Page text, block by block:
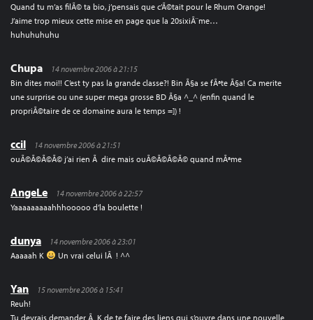
Quand tu m’as filÃ© ta bio, j’pensais que c’Ã©tait pour le Rhum Orange!
J’aime trop mieux cette mise en page que la 20sixiÃ¨me…
huhuhuhuhu
Chupa
14 novembre 2006 à 21:15
Bin dites moi!! C’est ty pas la grande classe?! Bin Ã§a se fÃªte Ã§a! Ca merite
une surprise ou une super mega grosse BD Ã§a ^_^ (enfin quand le
propriÃ©taire de ce domaine aura le temps =]) !
ccil
14 novembre 2006 à 21:51
ouÃ©Ã©Ã©Ã© j’ai rien Ã dire mais ouÃ©Ã©Ã©Ã© quand mÃªme
AngeLe
14 novembre 2006 à 22:57
Yaaaaaaaaahhhooooo d’la boulette !
dunya
14 novembre 2006 à 23:01
Aaaaah K
Un vrai celui lÃ ! ^^
Yan
15 novembre 2006 à 15:41
Reuh!
Tu devrais demander Ã K de te faire des liens qui s’ouvre dans une nouvelle